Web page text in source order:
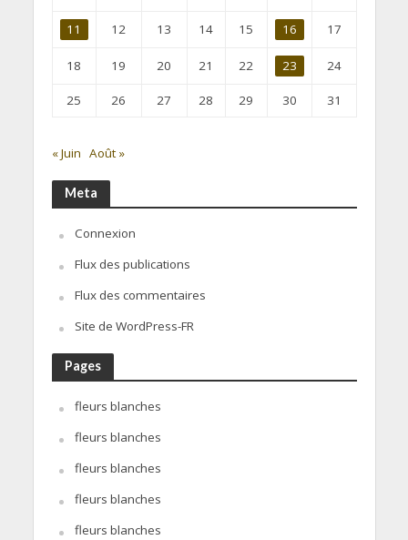
11 12 13 14 15 16 17
18 19 20 21 22 23 24
25 26 27 28 29 30 31
« Juin Août »
Meta
Connexion
Flux des publications
Flux des commentaires
Site de WordPress-FR
Pages
fleurs blanches
fleurs blanches
fleurs blanches
fleurs blanches
fleurs blanches